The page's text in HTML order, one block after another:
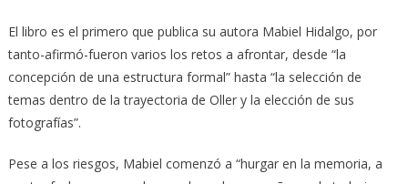
El libro es el primero que publica su autora Mabiel Hidalgo, por
tanto-afirmó-fueron varios los retos a afrontar, desde “la
concepción de una estructura formal” hasta “la selección de
temas dentro de la trayectoria de Oller y la elección de sus
fotografías”.
Pese a los riesgos, Mabiel comenzó a “hurgar en la memoria, a